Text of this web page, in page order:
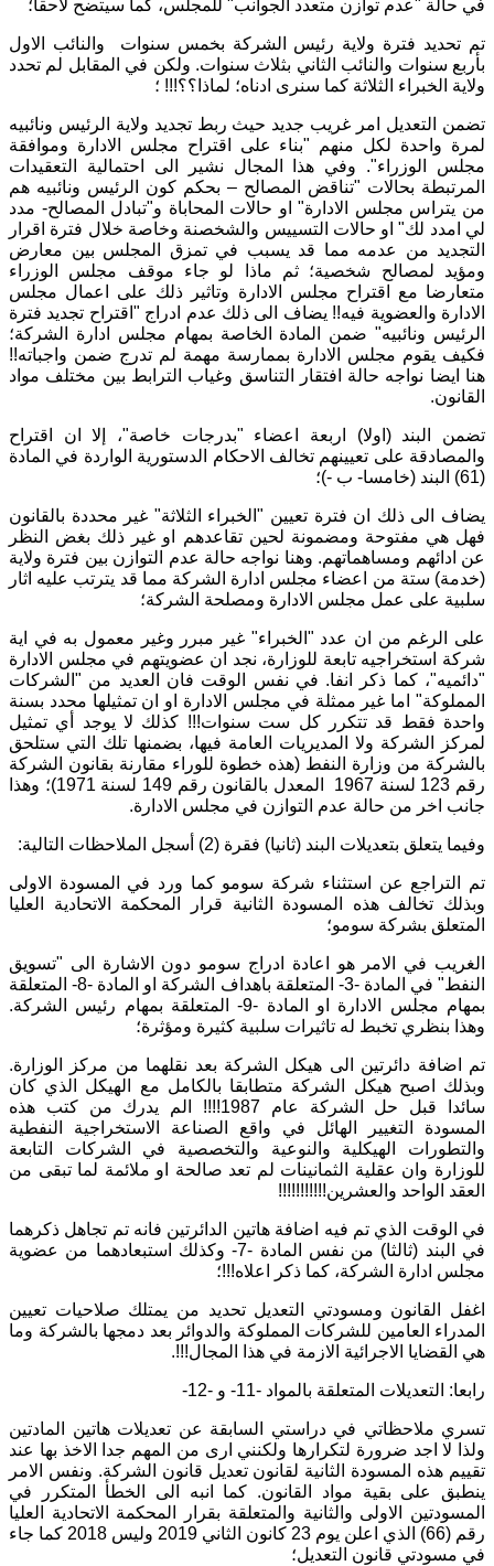
في حالة "عدم توازن متعدد الجوانب" للمجلس، كما سيتضح لاحقا؛
تم تحديد فترة ولاية رئيس الشركة بخمس سنوات والنائب الاول
بأربع سنوات والنائب الثاني بثلاث سنوات. ولكن في المقابل لم تحدد
ولاية الخبراء الثلاثة كما سنرى ادناه؛ لماذا؟؟!!! ؛
تضمن التعديل امر غريب جديد حيث ربط تجديد ولاية الرئيس ونائبيه
لمرة واحدة لكل منهم "بناء على اقتراح مجلس الادارة وموافقة
مجلس الوزراء". وفي هذا المجال نشير الى احتمالية التعقيدات
المرتبطة بحالات "تناقض المصالح – بحكم كون الرئيس ونائبيه هم
من يتراس مجلس الادارة" او حالات المحاباة و"تبادل المصالح- مدد
لي امدد لك" او حالات التسييس والشخصنة وخاصة خلال فترة اقرار
التجديد من عدمه مما قد يسبب في تمزق المجلس بين معارض
ومؤيد لمصالح شخصية؛ ثم ماذا لو جاء موقف مجلس الوزراء
متعارضا مع اقتراح مجلس الادارة وتاثير ذلك على اعمال مجلس
الادارة والعضوية فيه!! يضاف الى ذلك عدم ادراج "اقتراح تجديد فترة
الرئيس ونائبيه" ضمن المادة الخاصة بمهام مجلس ادارة الشركة؛
فكيف يقوم مجلس الادارة بممارسة مهمة لم تدرج ضمن واجباته!!
هنا ايضا نواجه حالة افتقار التناسق وغياب الترابط بين مختلف مواد
القانون.
تضمن البند (اولا) اربعة اعضاء "بدرجات خاصة"، إلا ان اقتراح
والمصادقة على تعيينهم تخالف الاحكام الدستورية الواردة في المادة
(61) البند (خامسا- ب -)؛
يضاف الى ذلك ان فترة تعيين "الخبراء الثلاثة" غير محددة بالقانون
فهل هي مفتوحة ومضمونة لحين تقاعدهم او غير ذلك بغض النظر
عن ادائهم ومساهماتهم. وهنا نواجه حالة عدم التوازن بين فترة ولاية
(خدمة) ستة من اعضاء مجلس ادارة الشركة مما قد يترتب عليه اثار
سلبية على عمل مجلس الادارة ومصلحة الشركة؛
على الرغم من ان عدد "الخبراء" غير مبرر وغير معمول به في اية
شركة استخراجيه تابعة للوزارة، نجد ان عضويتهم في مجلس الادارة
"دائميه"، كما ذكر انفا. في نفس الوقت فان العديد من "الشركات
المملوكة" اما غير ممثلة في مجلس الادارة او ان تمثيلها محدد بسنة
واحدة فقط قد تتكرر كل ست سنوات!!! كذلك لا يوجد أي تمثيل
لمركز الشركة ولا المديريات العامة فيها، بضمنها تلك التي ستلحق
بالشركة من وزارة النفط (هذه خطوة للوراء مقارنة بقانون الشركة
رقم 123 لسنة 1967 المعدل بالقانون رقم 149 لسنة 1971)؛ وهذا
جانب اخر من حالة عدم التوازن في مجلس الادارة.
وفيما يتعلق بتعديلات البند (ثانيا) فقرة (2) أسجل الملاحظات التالية:
تم التراجع عن استثناء شركة سومو كما ورد في المسودة الاولى
وبذلك تخالف هذه المسودة الثانية قرار المحكمة الاتحادية العليا
المتعلق بشركة سومو؛
الغريب في الامر هو اعادة ادراج سومو دون الاشارة الى "تسويق
النفط" في المادة -3- المتعلقة باهداف الشركة او المادة -8- المتعلقة
بمهام مجلس الادارة او المادة -9- المتعلقة بمهام رئيس الشركة.
وهذا بنظري تخبط له تاثيرات سلبية كثيرة ومؤثرة؛
تم اضافة دائرتين الى هيكل الشركة بعد نقلهما من مركز الوزارة.
وبذلك اصبح هيكل الشركة متطابقا بالكامل مع الهيكل الذي كان
سائدا قبل حل الشركة عام 1987!!!! الم يدرك من كتب هذه
المسودة التغيير الهائل في واقع الصناعة الاستخراجية النفطية
والتطورات الهيكلية والنوعية والتخصصية في الشركات التابعة
للوزارة وان عقلية الثمانينات لم تعد صالحة او ملائمة لما تبقى من
العقد الواحد والعشرين!!!!!!!!!!!
في الوقت الذي تم فيه اضافة هاتين الدائرتين فانه تم تجاهل ذكرهما
في البند (ثالثا) من نفس المادة -7- وكذلك استبعادهما من عضوية
مجلس ادارة الشركة، كما ذكر اعلاه!!!؛
اغفل القانون ومسودتي التعديل تحديد من يمتلك صلاحيات تعيين
المدراء العامين للشركات المملوكة والدوائر بعد دمجها بالشركة وما
هي القضايا الاجرائية الازمة في هذا المجال!!!.
رابعا: التعديلات المتعلقة بالمواد -11- و -12-
تسري ملاحظاتي في دراستي السابقة عن تعديلات هاتين المادتين
ولذا لا اجد ضرورة لتكرارها ولكنني ارى من المهم جدا الاخذ بها عند
تقييم هذه المسودة الثانية لقانون تعديل قانون الشركة. ونفس الامر
ينطبق على بقية مواد القانون. كما انبه الى الخطأ المتكرر في
المسودتين الاولى والثانية والمتعلقة بقرار المحكمة الاتحادية العليا
رقم (66) الذي اعلن يوم 23 كانون الثاني 2019 وليس 2018 كما جاء
في مسودتي قانون التعديل؛